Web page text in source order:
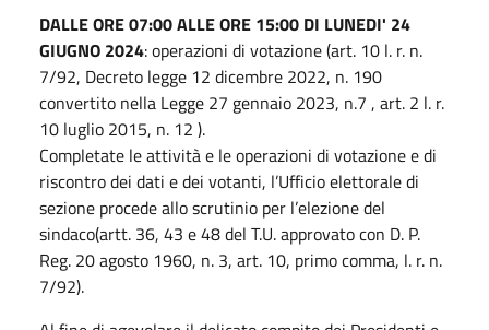
DALLE ORE 07:00 ALLE ORE 15:00 DI LUNEDI' 24
GIUGNO 2024: operazioni di votazione (art. 10 l. r. n.
7/92, Decreto legge 12 dicembre 2022, n. 190
convertito nella Legge 27 gennaio 2023, n.7 , art. 2 l. r.
10 luglio 2015, n. 12 ).
Completate le attività e le operazioni di votazione e di
riscontro dei dati e dei votanti, l’Ufficio elettorale di
sezione procede allo scrutinio per l’elezione del
sindaco(artt. 36, 43 e 48 del T.U. approvato con D. P.
Reg. 20 agosto 1960, n. 3, art. 10, primo comma, l. r. n.
7/92).